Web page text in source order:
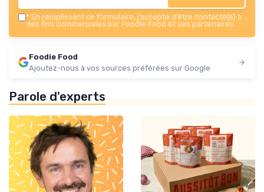
* En remplissant ce formulaire, j’accepte d’être contacté(e) à
des fins commerciales par Foodie Food et ses partenaires.
Foodie Food
Ajoutez-nous à vos sources préférées sur Google
Parole d'experts